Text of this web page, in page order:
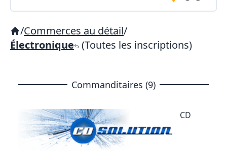
/Commerces au détail/
Électronique (Toutes les inscriptions)
Commanditaires (9)
CD